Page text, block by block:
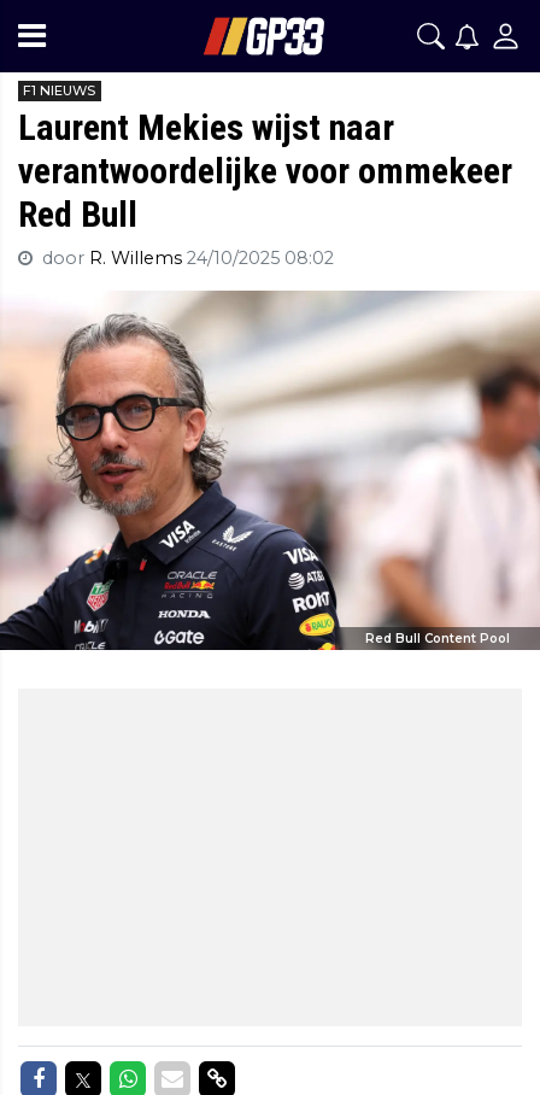
F1 NIEUWS
Laurent Mekies wijst naar
verantwoordelijke voor ommekeer
Red Bull
door R. Willems 24/10/2025 08:02
Red Bull Content Pool
Delen op Facebook
Delen op Twitter
Delen op Whatsapp
Delen via Mail
Delen via link